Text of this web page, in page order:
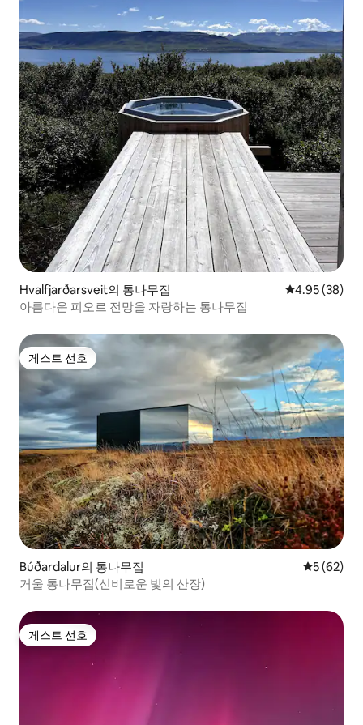
Hvalfjarðarsveit의 통나무집 평점 4.95점(5
4.95 (38)
아름다운 피오르 전망을 자랑하는 통나무집
게스트 선호
게스트 선호
Búðardalur의 통나무집 평점 5점(5
5 (62)
거울 통나무집(신비로운 빛의 산장)
게스트 선호
게스트 선호